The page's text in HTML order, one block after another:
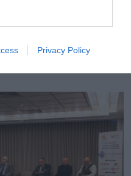
Privacy Policy
από τη
ψηφιακό